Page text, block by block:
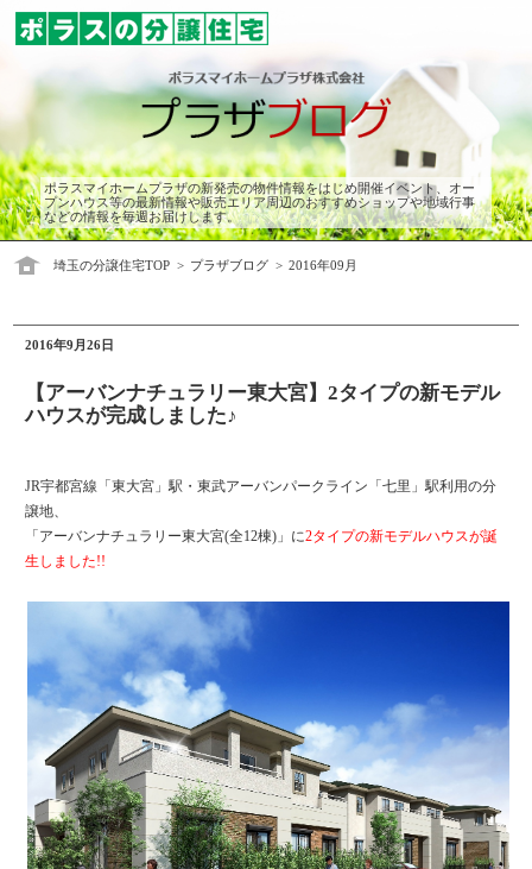
ポラスマイホームプラザの新発売の物件情報をはじめ開催イベント、オー
プンハウス等の最新情報や販売エリア周辺のおすすめショップや地域行事
などの情報を毎週お届けします。
埼玉の分譲住宅TOP プラザブログ 2016年09月
2016年9月26日
【アーバンナチュラリー東大宮】2タイプの新モデル
ハウスが完成しました♪
JR宇都宮線「東大宮」駅・東武アーバンパークライン「七里」駅利用の分
譲地、
「アーバンナチュラリー東大宮(全12棟)」に2タイプの新モデルハウスが誕
生しました!!